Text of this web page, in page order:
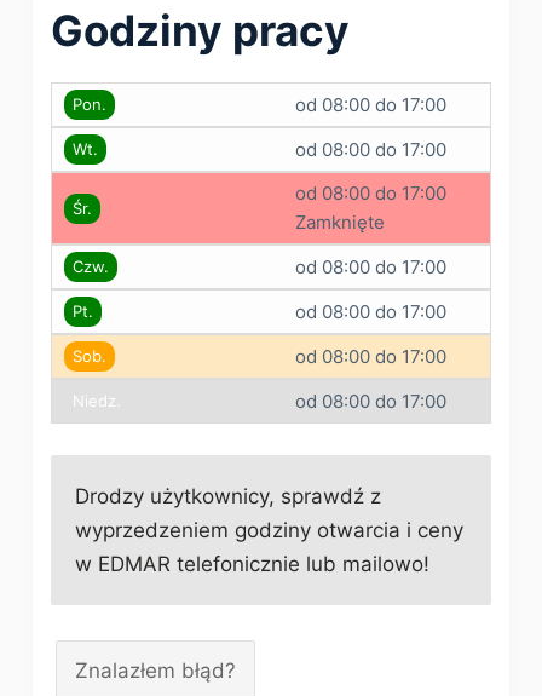
Godziny pracy
Pon. od 08:00 do 17:00
Wt. od 08:00 do 17:00
Śr.
od 08:00 do 17:00
Zamknięte
Czw. od 08:00 do 17:00
Pt. od 08:00 do 17:00
Sob. od 08:00 do 17:00
Niedz. od 08:00 do 17:00
Drodzy użytkownicy, sprawdź z
wyprzedzeniem godziny otwarcia i ceny
w EDMAR telefonicznie lub mailowo!
Znalazłem błąd?